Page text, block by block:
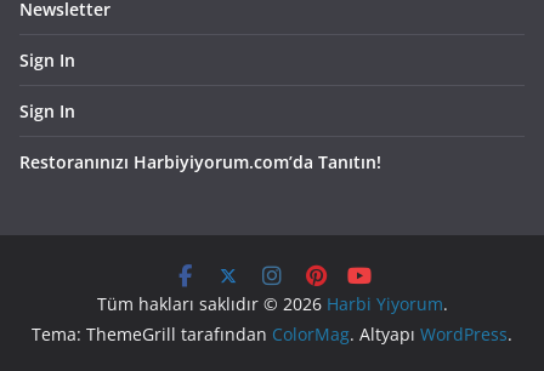
Newsletter
Sign In
Sign In
Restoranınızı Harbiyiyorum.com’da Tanıtın!
Tüm hakları saklıdır © 2026 Harbi Yiyorum.
Tema: ThemeGrill tarafından ColorMag. Altyapı WordPress.